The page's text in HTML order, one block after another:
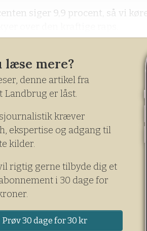
siger 9,9 procent, så vi
holdt det dog tørt hele
og stoppede høsten der.
læse mere?
denne artikel fra
Landbrug er låst.
kræver
ekspertise og adgang til
kilder.
rigtig gerne tilbyde dig et
i 30 dage for
Prøv 30 dage for 30 kr